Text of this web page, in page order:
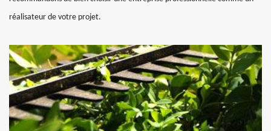
réalisateur de votre projet.